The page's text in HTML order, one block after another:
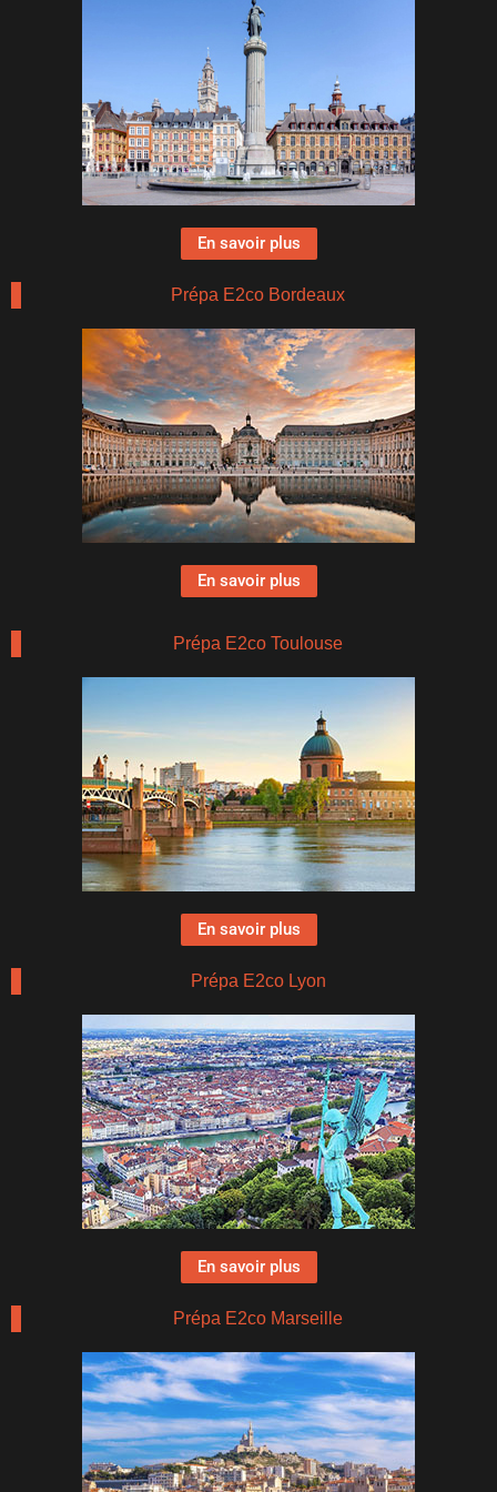
En savoir plus
Prépa E2co Bordeaux
En savoir plus
Prépa E2co Toulouse
En savoir plus
Prépa E2co Lyon
En savoir plus
Prépa E2co Marseille